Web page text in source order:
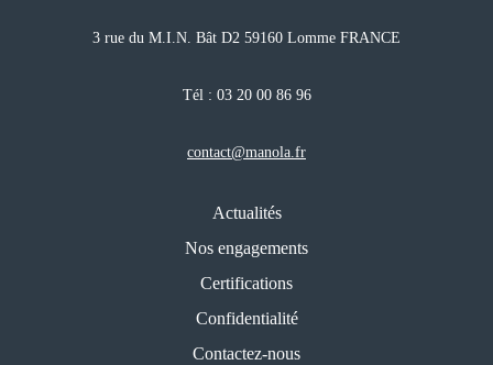
3 rue du M.I.N. Bât D2 59160 Lomme FRANCE
Tél : 03 20 00 86 96
contact@manola.fr
Actualités
Nos engagements
Certifications
Confidentialité
Contactez-nous